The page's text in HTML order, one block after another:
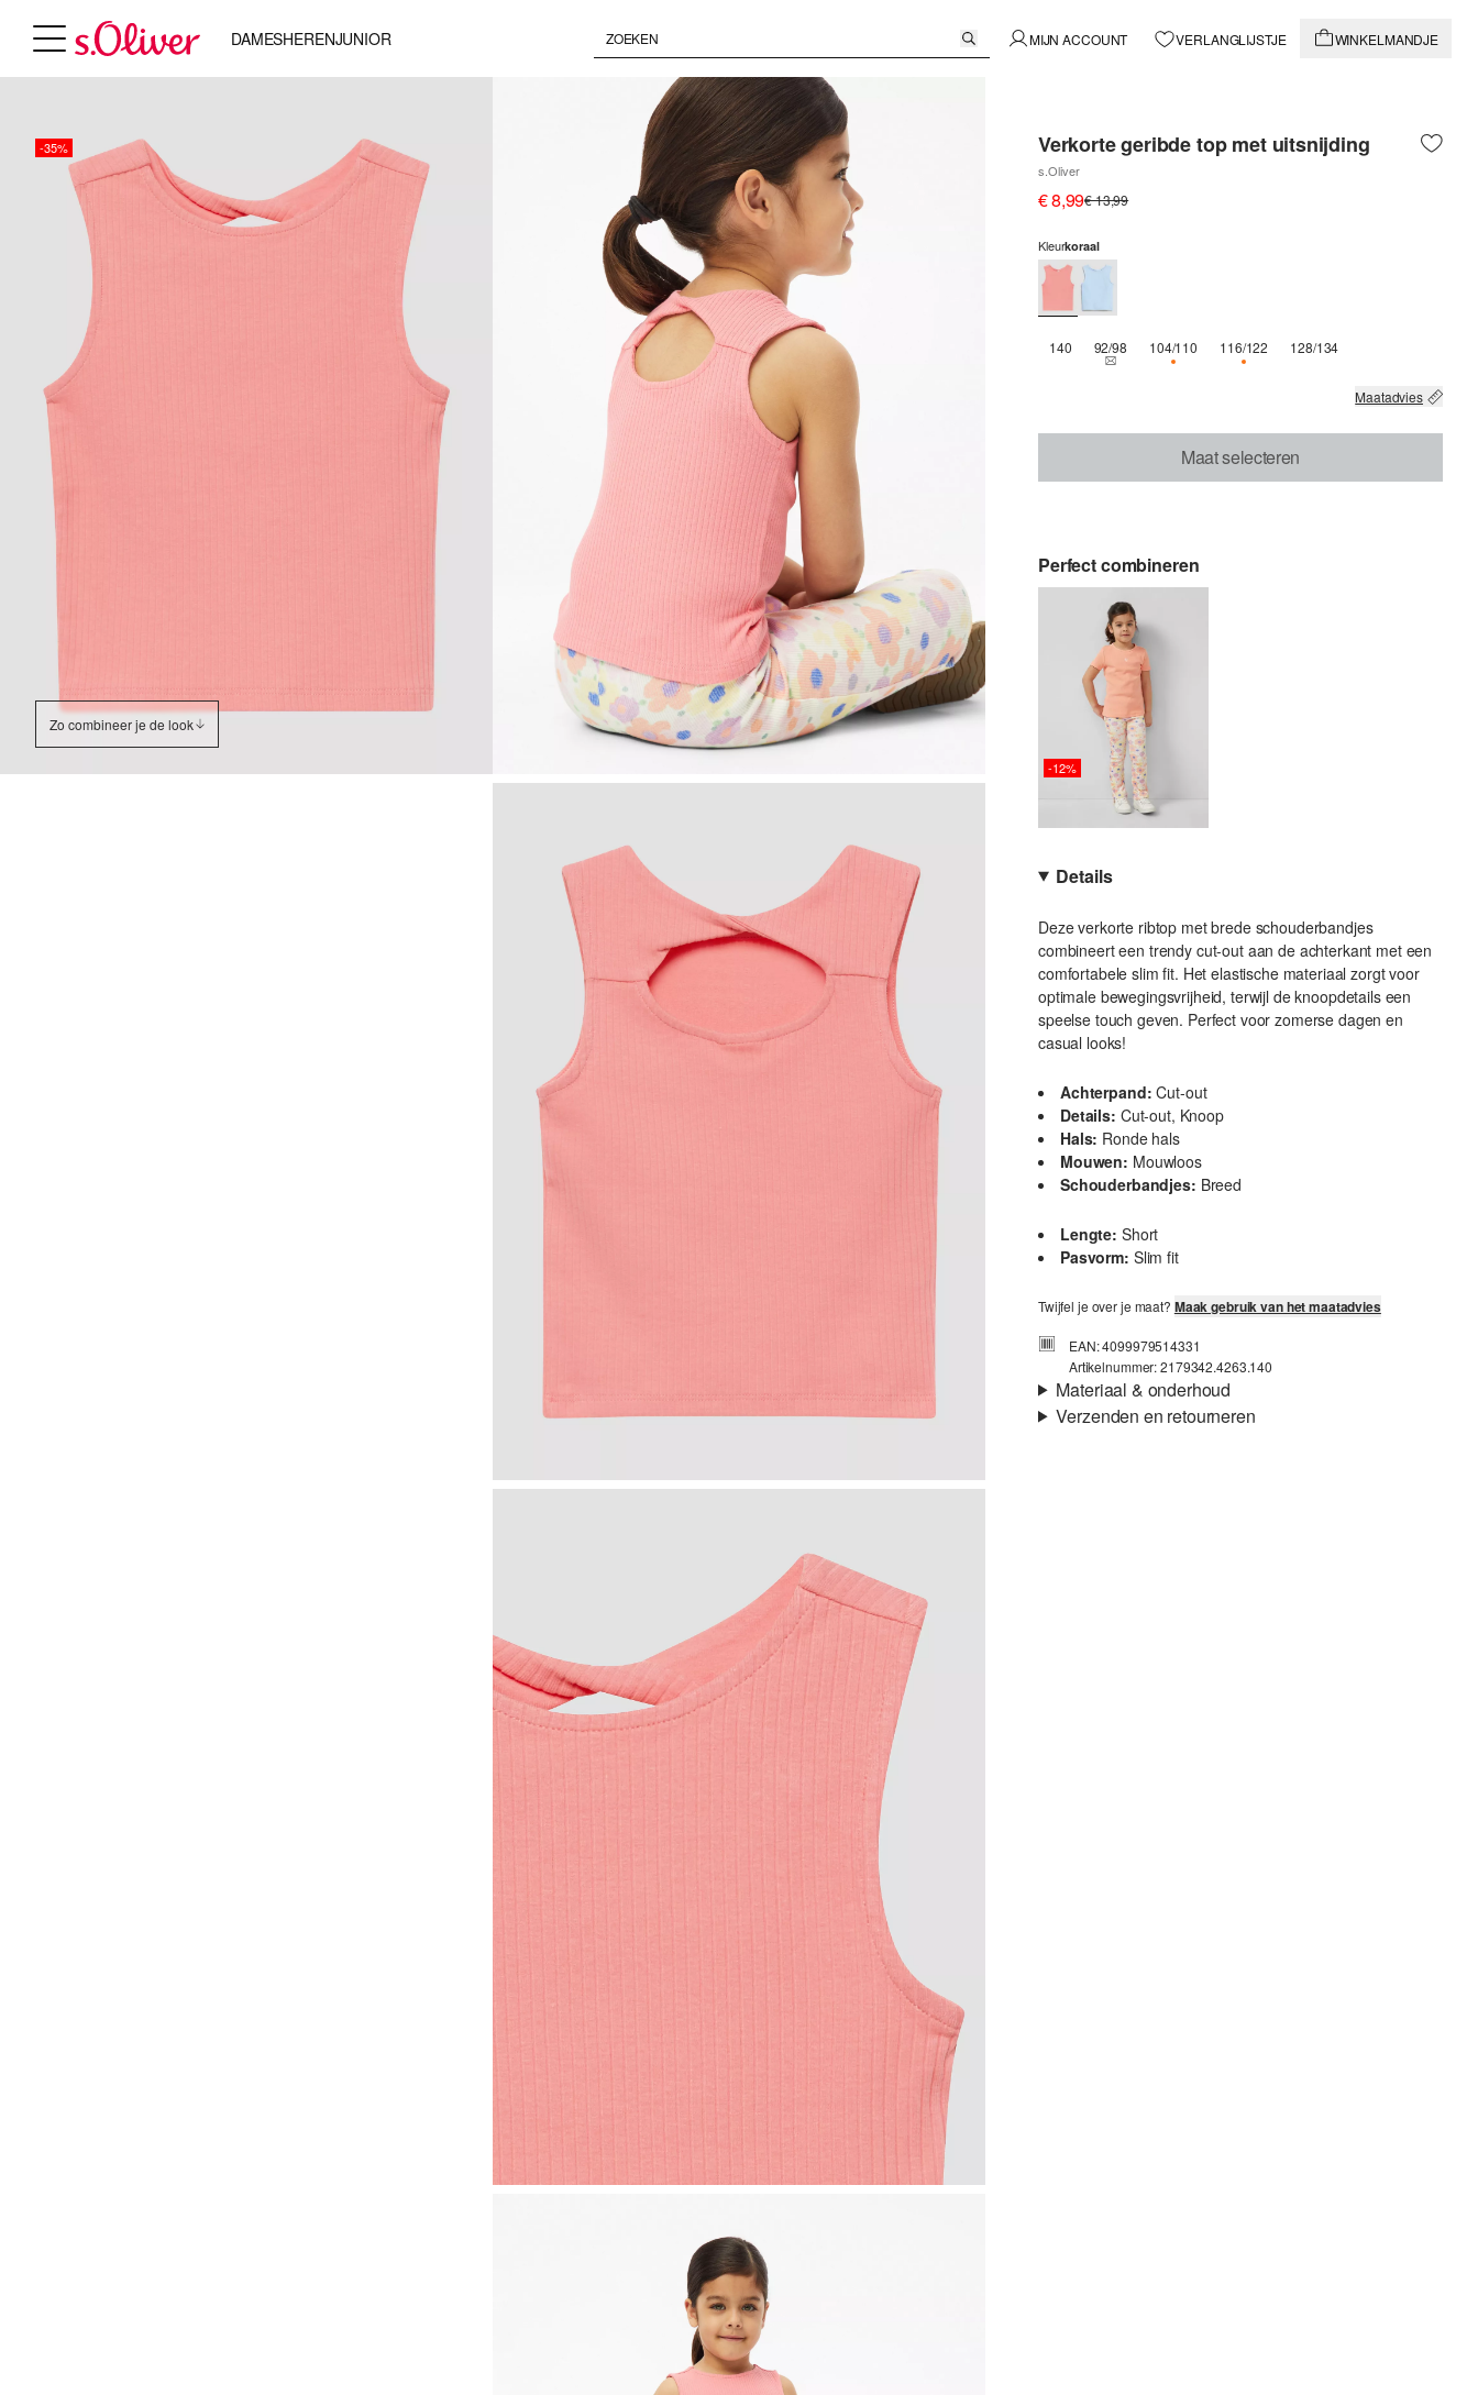
DAMESHERENJUNIOR MIJN ACCOUNT VERLANGLIJSTJE WINKELMANDJE
-35%
Zo combineer je de look
Verkorte geribde top met uitsnijding
s.Oliver
€ 8,99€ 13,99
Kleurkoraal
140 92/98THIS SIZE IS CURRENTLY OUT OF STOCK
104/110NOG 1 BESCHIKBAAR
116/122NOG 1 BESCHIKBAAR
128/134
Maatadvies
Maat selecteren
Perfect combineren
-12%
Details
Deze verkorte ribtop met brede schouderbandjes
combineert een trendy cut-out aan de achterkant met een
comfortabele slim fit. Het elastische materiaal zorgt voor
optimale bewegingsvrijheid, terwijl de knoopdetails een
speelse touch geven. Perfect voor zomerse dagen en
casual looks!
Achterpand: Cut-out
Details: Cut-out, Knoop
Hals: Ronde hals
Mouwen: Mouwloos
Schouderbandjes: Breed
Lengte: Short
Pasvorm: Slim fit
Twijfel je over je maat? Maak gebruik van het maatadvies
EAN: 4099979514331
Artikelnummer: 2179342.4263.140
Materiaal & onderhoud
Verzenden en retourneren